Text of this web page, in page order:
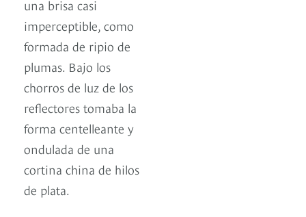
una brisa casi
imperceptible, como
formada de ripio de
plumas. Bajo los
chorros de luz de los
reflectores tomaba la
forma centelleante y
ondulada de una
cortina china de hilos
de plata.